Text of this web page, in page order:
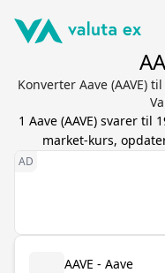
Konverter Aave (AAVE)
1 Aave (AAVE) svarer til
market-kurs,
AAVE - Aave